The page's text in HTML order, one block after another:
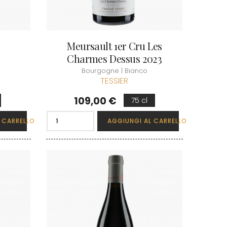
Meursault 1er Cru Les
Charmes Dessus 2023
Bourgogne | Bianco
TESSIER
Prezzo
109,00 € 75 cl
AGGIUNGI AL CARRELLO